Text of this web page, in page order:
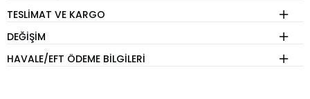
TESLIMAT VE KARGO
DEĞIŞIM
HAVALE/EFT ÖDEME BILGILERI